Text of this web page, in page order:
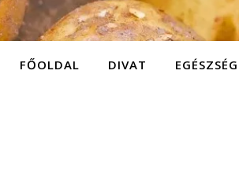
FŐOLDAL DIVAT EGÉSZSÉG